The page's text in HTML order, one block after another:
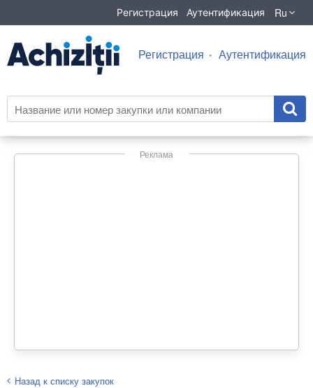
Регистрация Аутентификация Ru
Регистрация Аутентификация
Реклама
Назад к списку закупок